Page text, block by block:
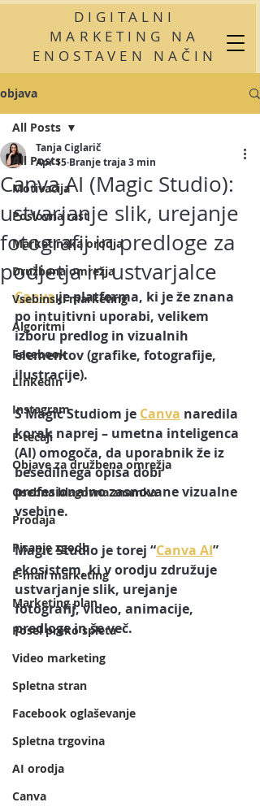
DIGITALNI
MARKETING NA
ENOSTAVEN NAČIN
objava
All Posts
Motivacija
Poslovna rast
Marketinška orodja
Družbena omrežja
Vsebinski marketing
Algoritmi
Facebook
LInkedIn
Instagram
E-tečaji
Objave za družbena omrežja
Osebna blagovna znamka
Prodaja
Pisanje zgodb
E-mail marketing
Marketing plan
Posel preko spleta
Video marketing
Spletna stran
Facebook oglaševanje
Spletna trgovina
AI orodja
Canva
All Posts
Canva AI (Magic Studio):
ustvarjanje slik, urejanje
fotografij in predloge za
podjetja in ustvarjalce
Tanja Ciglarič
Apr 15 Branje traja 3 min
Canva je platforma, ki je že znana
po intuitivni uporabi, velikem
izboru predlog in vizualnih
elementov (grafike, fotografije,
ilustracije).
S Magic Studiom je Canva naredila
korak naprej – umetna inteligenca
(AI) omogoča, da uporabnik že iz
besedilnega opisa dobi
profesionalno zasnovane vizualne
vsebine.
Magic Studio je torej “Canva AI”
ekosistem, ki v orodju združuje
ustvarjanje slik, urejanje
fotografij, video, animacije,
predloge in še več.